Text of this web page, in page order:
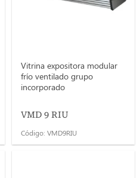
Vitrina expositora modular
frío ventilado grupo
incorporado
VMD 9 RIU
Código: VMD9RIU